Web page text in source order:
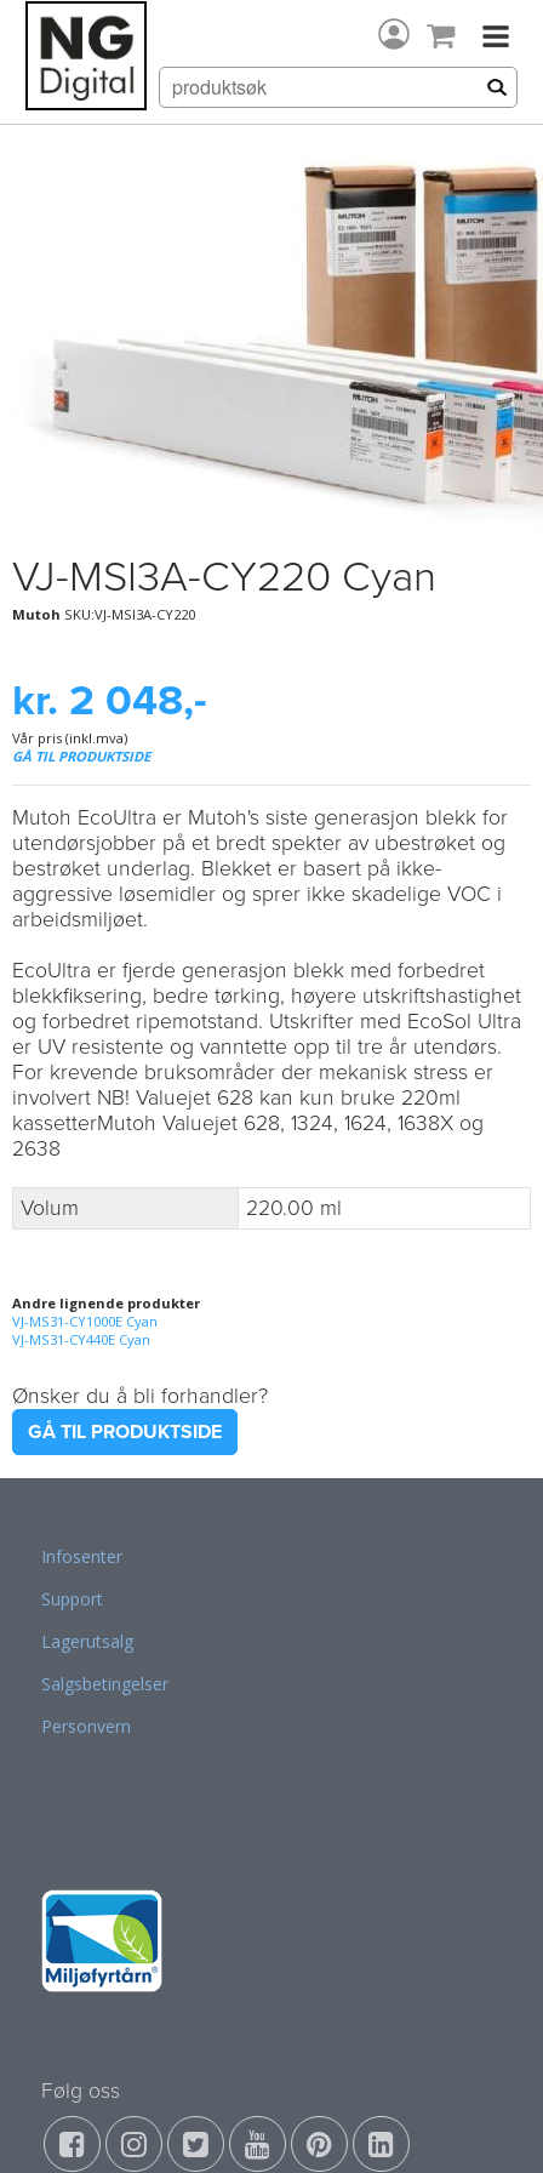
VJ-MSI3A-CY220 Cyan
Mutoh SKU:VJ-MSI3A-CY220
kr. 2 048,-
Vår pris (inkl.mva)
GÅ TIL PRODUKTSIDE
Mutoh EcoUltra er Mutoh's siste generasjon blekk for
utendørsjobber på et bredt spekter av ubestrøket og
bestrøket underlag. Blekket er basert på ikke-
aggressive løsemidler og sprer ikke skadelige VOC i
arbeidsmiljøet.
EcoUltra er fjerde generasjon blekk med forbedret
blekkfiksering, bedre tørking, høyere utskriftshastighet
og forbedret ripemotstand. Utskrifter med EcoSol Ultra
er UV resistente og vanntette opp til tre år utendørs.
For krevende bruksområder der mekanisk stress er
involvert NB! Valuejet 628 kan kun bruke 220ml
kassetterMutoh Valuejet 628, 1324, 1624, 1638X og
2638
Volum 220.00 ml
Andre lignende produkter
VJ-MS31-CY1000E Cyan
VJ-MS31-CY440E Cyan
Ønsker du å bli forhandler?
GÅ TIL PRODUKTSIDE
Infosenter
Support
Lagerutsalg
Salgsbetingelser
Personvern
Følg oss